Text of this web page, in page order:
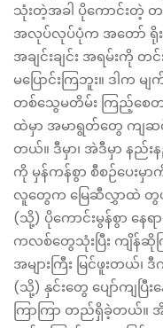
သုံးတဲ့အခါ ပိုကောင်းတဲ့
အလုပ်လုပ်ပုံက အတော် ရို
အချင်းချင်း အရမ်းကို တ
မပြောင်းကြဘူး။ ဒါက
တစ်သွေမတိမ်း ကြည့်စေတယ်
ထဲမှာ အမာရွတ်တွေ ကျဆ
တယ်။ ဒီမှာ၊ အဲဒီမှာ နည်
ကို မှန်ကန်စွာ စီစဉ်ပေးမှ
လူတွေက မြေဆီလွှာထဲ တွ
(သို့) ပိုကောင်းမွန်စွာ နေ
ကလစ်တွေသုံးပြီး ကျိန်ဆို
အများကြီး မြင်ဖူးတယ်
(သို့) နှင်းတွေ ပျော်ကျပြီ
ကြာကြာ တည်ရှိခဲ့တယ်။